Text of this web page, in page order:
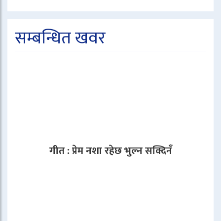
सम्बन्धित खवर
गीत : प्रेम नशा रहेछ भुल्न सक्दिनँ